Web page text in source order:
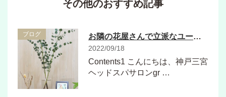
その他のおすすめ記事
ブログ お隣の花屋さんで立派なユーカリの枝を買いました
2022/09/18
Contents1 こんにちは、神戸三宮
ヘッドスパサロンgr …